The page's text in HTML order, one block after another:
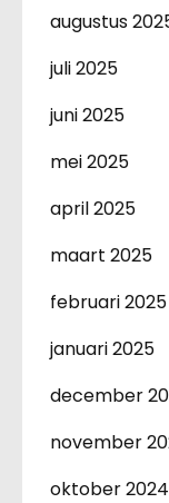
augustus
juli 2025
juni 2025
mei 2025
april 2025
maart 2025
februari 2025
januari 2025
december
november
oktober 2024